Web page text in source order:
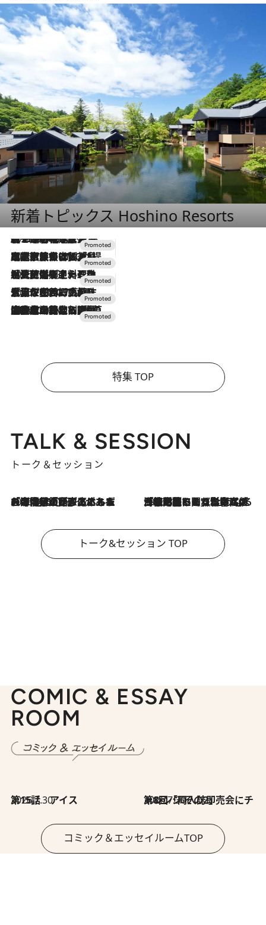
新着トピックス Hoshino Resorts
2026.8.7
【トンボの足水浴】ヒノキの香りに包まれて涼感マックス！約13℃の湧水かけ流しを避暑地「星野温泉 トンボの湯」で体験
2026.7.31
【ホテル帰省】という選択肢をOMOが提案。家族とほどよい距離を保つには「昼は実家、夜は気兼ねなくホテルで！」
2026.7.24
【夏限定ディナーコース】旬を迎える稚鮎や花ズッキーニなどをイタリア・トスカーナの郷土料理の手法で満喫！
2026.7.17
「土佐和ハーブかき氷」がOMO7高知に登場！生姜、山椒、大葉など目にも舌にも涼を呼ぶ郷土の味
2026.7.10
NEW OPEN！【界 草津】名湯の地に誕生。趣の異なる2種の温泉と上州ならではの会席・蕎麦割烹など美食を味わう究極の癒やし旅
特集 TOP
TALK & SESSION
トーク＆セッション
2026.8.3
「今後値上げがあるとすれば…」「リスクがあるのは今年の冬」エネルギー専門家が語る、ホルムズ海峡封鎖が家庭にもたらす“ある心配” 2026.8.3
「住宅建てられない…」「サーチャージ料の高値が続いている」ホルムズ海峡封鎖による影響はいつまで続く？《エネルギー専門家に聞く“どうなる日本の暮らし”》
トーク&セッション TOP
COMIC & ESSAY
ROOM
2026.7.30
第15話 アイス 2026.7.30
第8回「同人誌即売会にチャレンジ その2」
コミック＆エッセイルームTOP